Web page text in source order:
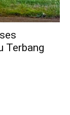
Terbang